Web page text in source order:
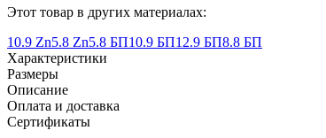
Этот товар в других материалах:
10.9 Zn5.8 Zn5.8 БП10.9 БП12.9 БП8.8 БП
Характеристики
Размеры
Описание
Оплата и доставка
Сертификаты